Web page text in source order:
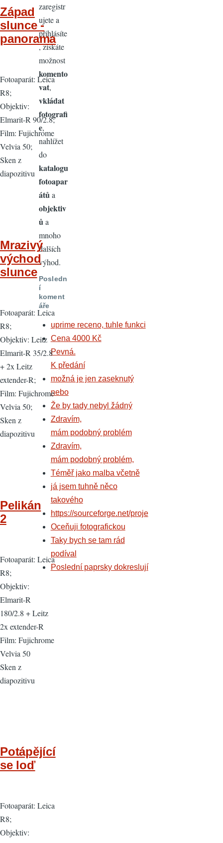
Západ
slunce -
panorama
Fotoaparát: Leica
R8;
Objektiv:
Elmarit-R 90/2.8;
Film: Fujichrome
Velvia 50;
Sken z
diapozitivu
Mrazivý
východ
slunce
Fotoaparát: Leica
R8;
Objektiv: Leitz
Elmarit-R 35/2.8
+ 2x Leitz
extender-R;
Film: Fujichrome
Velvia 50;
Sken z
diapozitivu
Pelikán
2
Fotoaparát: Leica
R8;
Objektiv:
Elmarit-R
180/2.8 + Leitz
2x extender-R
Film: Fujichrome
Velvia 50
Sken z
diapozitivu
Potápějící
se loď
Fotoaparát: Leica
R8;
Objektiv:
zaregistr
ujete a
přihlásíte
, získáte
možnost
komento
vat,
vkládat
fotografi
e,
nahlížet
do
katalogu
fotoapar
átů a
objektiv
ů a
mnoho
dalších
výhod.
Posledn
í
koment
áře
uprime receno, tuhle funkci
Cena 4000 Kč
Pevná.
K předání
možná je jen zaseknutý
nebo
Že by tady nebyl žádný
Zdravím,
mám podobný problém
Zdravím,
mám podobný problém,
Téměř jako malba včetně
já jsem tuhně něco
takového
https://sourceforge.net/proje
Oceňuji fotografickou
Taky bych se tam rád
podíval
Poslední paprsky dokreslují